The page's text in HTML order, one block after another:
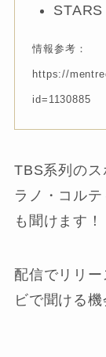
STARS
情報参考：
https://
id=1130885
TBS系列のス
ラノ・コル
も聞けます！
配信でリリ
ビで聞ける機